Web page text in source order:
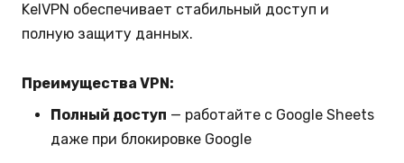
KelVPN обеспечивает стабильный доступ и
полную защиту данных.
Преимущества VPN:
Полный доступ — работайте с Google Sheets
даже при блокировке Google